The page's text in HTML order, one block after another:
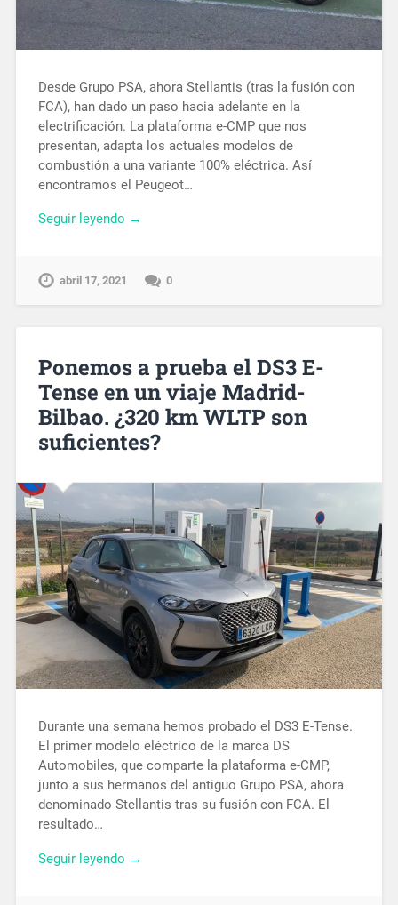
Desde Grupo PSA, ahora Stellantis (tras la fusión con
FCA), han dado un paso hacia adelante en la
electrificación. La plataforma e-CMP que nos
presentan, adapta los actuales modelos de
combustión a una variante 100% eléctrica. Así
encontramos el Peugeot…
Seguir leyendo →
abril 17, 2021 0
Ponemos a prueba el DS3 E-
Tense en un viaje Madrid-
Bilbao. ¿320 km WLTP son
suficientes?
Durante una semana hemos probado el DS3 E-Tense.
El primer modelo eléctrico de la marca DS
Automobiles, que comparte la plataforma e-CMP,
junto a sus hermanos del antiguo Grupo PSA, ahora
denominado Stellantis tras su fusión con FCA. El
resultado…
Seguir leyendo →